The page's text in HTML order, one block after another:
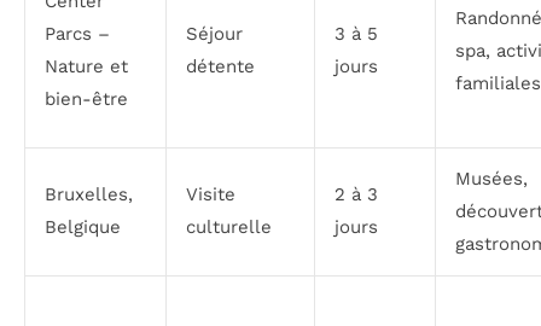
Parcs –
Nature et
bien-être
Séjour
détente
3 à 5
jours
spa,
familiales
Bruxelles,
Belgique
Visite
culturelle
2 à 3
jours
Musées,